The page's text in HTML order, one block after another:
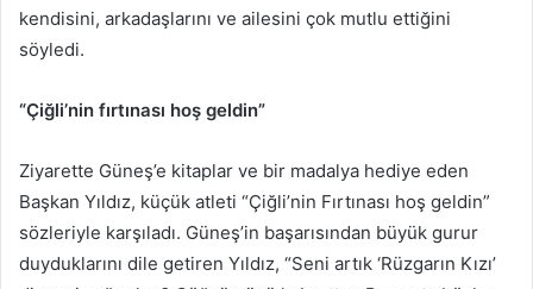
kendisini, arkadaşlarını ve ailesini çok mutlu ettiğini
söyledi.
“Çiğli’nin fırtınası hoş geldin”
Ziyarette Güneş’e kitaplar ve bir madalya hediye eden
Başkan Yıldız, küçük atleti “Çiğli’nin Fırtınası hoş geldin”
sözleriyle karşıladı. Güneş’in başarısından büyük gurur
duyduklarını dile getiren Yıldız, “Seni artık ‘Rüzgarın Kızı’